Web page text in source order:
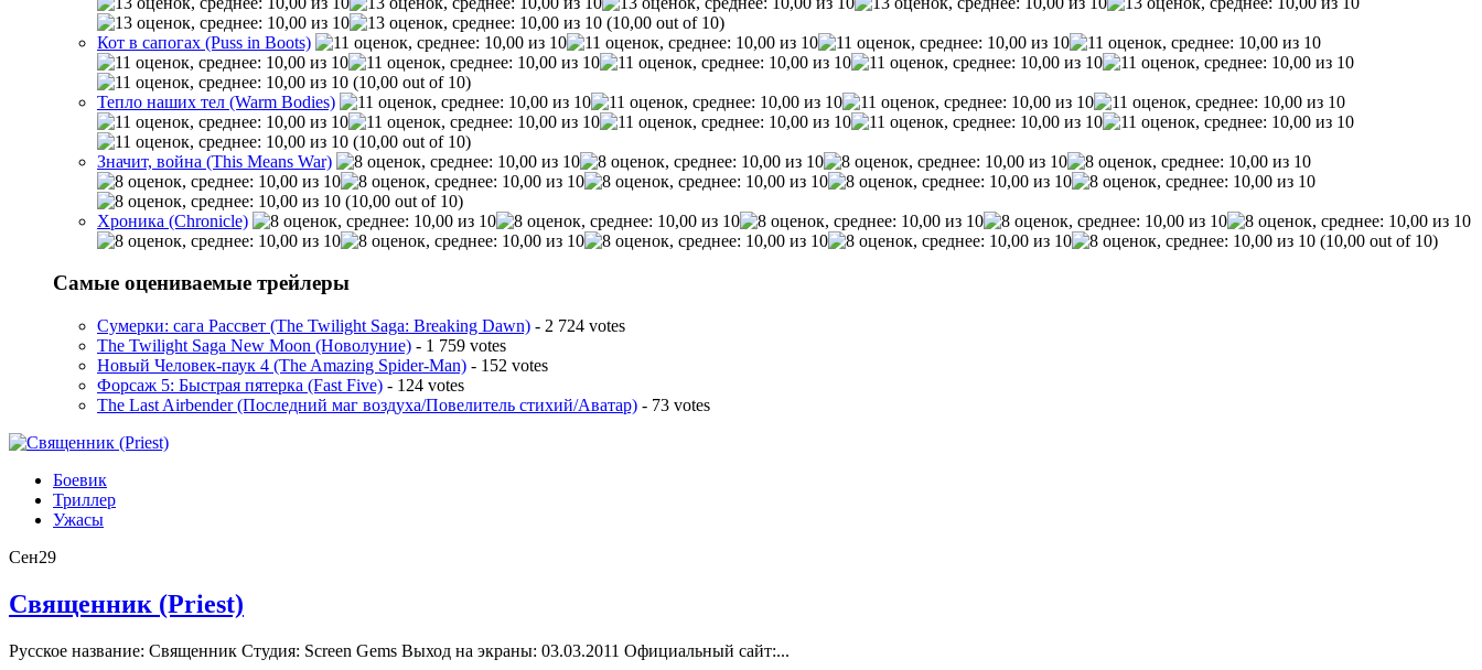
(10,00 out of 10)
Кот в сапогах (Puss in Boots)
(10,00 out of 10)
Тепло наших тел (Warm Bodies)
(10,00 out of 10)
Значит, война (This Means War)
(10,00 out of 10)
Хроника (Chronicle)
(10,00 out of 10)
Самые оцениваемые трейлеры
Сумерки: cага Рассвет (The Twilight Saga: Breaking Dawn) - 2 724 votes
The Twilight Saga New Moon (Новолуние) - 1 759 votes
Новый Человек-паук 4 (The Amazing Spider-Man) - 152 votes
Форсаж 5: Быстрая пятерка (Fast Five) - 124 votes
The Last Airbender (Последний маг воздуха/Повелитель стихий/Аватар) - 73 votes
Боевик
Триллер
Ужасы
Сен29
Священник (Priest)
Русское название: Священник Студия: Screen Gems Выход на экраны: 03.03.2011 Официальный сайт:...